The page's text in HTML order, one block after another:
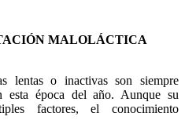
MALOLÁCTICA
lentas o inactivas son siempre
esta época del año. Aunque su
factores, el conocimiento